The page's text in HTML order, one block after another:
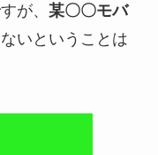
が、 某〇〇モバ
いということは